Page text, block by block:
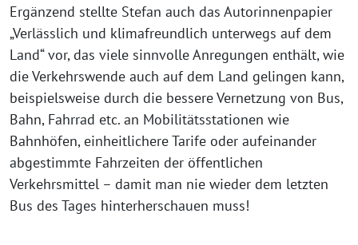
Ergänzend stellte Stefan auch das Autorinnenpapier
„Verlässlich und klimafreundlich unterwegs auf dem
Land“ vor, das viele sinnvolle Anregungen enthält, wie
die Verkehrswende auch auf dem Land gelingen kann,
beispielsweise durch die bessere Vernetzung von Bus,
Bahn, Fahrrad etc. an Mobilitätsstationen wie
Bahnhöfen, einheitlichere Tarife oder aufeinander
abgestimmte Fahrzeiten der öffentlichen
Verkehrsmittel – damit man nie wieder dem letzten
Bus des Tages hinterherschauen muss!